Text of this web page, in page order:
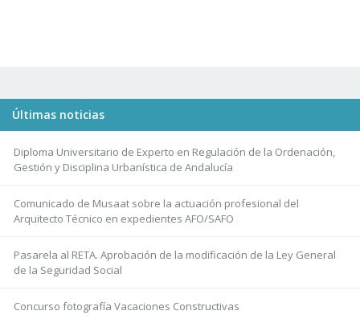
Últimas noticias
Diploma Universitario de Experto en Regulación de la Ordenación,
Gestión y Disciplina Urbanística de Andalucía
Comunicado de Musaat sobre la actuación profesional del
Arquitecto Técnico en expedientes AFO/SAFO
Pasarela al RETA. Aprobación de la modificación de la Ley General
de la Seguridad Social
Concurso fotografía Vacaciones Constructivas